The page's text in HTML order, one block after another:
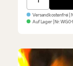
Versandkostenfrei|
Auf Lager| Nr.